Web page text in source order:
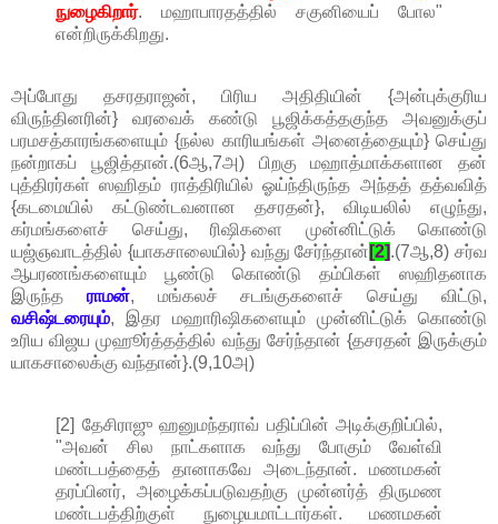
நுழைகிறார். மஹாபாரதத்தில் சகுனியைப் போல"
என்றிருக்கிறது.
அப்போது தசரதராஜன், பிரிய அதிதியின் {அன்புக்குரிய
விருந்தினரின்} வரவைக் கண்டு பூஜிக்கத்தகுந்த அவனுக்குப்
பரமசத்காரங்களையும் {நல்ல காரியங்கள் அனைத்தையும்} செய்து
நன்றாகப் பூஜித்தான்.(6ஆ,7அ) பிறகு மஹாத்மாக்களான தன்
புத்திரர்கள் ஸஹிதம் ராத்திரியில் ஓய்ந்திருந்த அந்தத் தத்வவித்
{கடமையில் கட்டுண்டவனான தசரதன்}, விடியலில் எழுந்து,
கர்மங்களைச் செய்து, ரிஷிகளை முன்னிட்டுக் கொண்டு
யஜ்ஞவாடத்தில் {யாகசாலையில்} வந்து சேர்ந்தான் [2].(7ஆ,8) சர்வ
ஆபரணங்களையும் பூண்டு கொண்டு தம்பிகள் ஸஹிதனாக
இருந்த ராமன், மங்கலச் சடங்குகளைச் செய்து விட்டு,
வசிஷ்டரையும், இதர மஹாரிஷிகளையும் முன்னிட்டுக் கொண்டு
உரிய விஜய முஹூர்த்தத்தில் வந்து சேர்ந்தான் {தசரதன் இருக்கும்
யாகசாலைக்கு வந்தான்}.(9,10அ)
[2] தேசிராஜு ஹனுமந்தராவ் பதிப்பின் அடிக்குறிப்பில்,
"அவன் சில நாட்களாக வந்து போகும் வேள்வி
மண்டபத்தைத் தானாகவே அடைந்தான். மணமகன்
தரப்பினர், அழைக்கப்படுவதற்கு முன்னர்த் திருமண
மண்டபத்திற்குள் நுழையமாட்டார்கள். மணமகன்